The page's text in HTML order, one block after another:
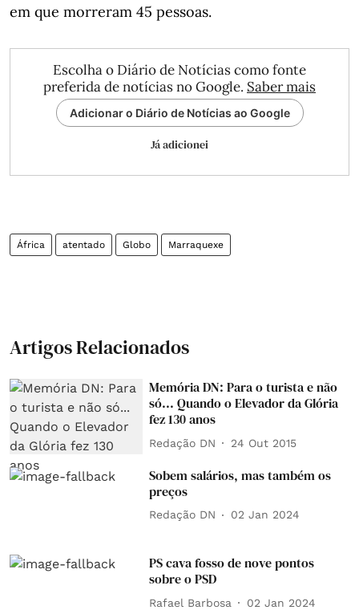
em que morreram 45 pessoas.
Escolha o Diário de Notícias como fonte
preferida de notícias no Google. Saber mais
Adicionar o Diário de Notícias ao Google
Já adicionei
África atentado Globo Marraquexe
Artigos Relacionados
Memória DN: Para o turista e não
só... Quando o Elevador da Glória
fez 130 anos
Redação DN 24 Out 2015
Sobem salários, mas também os
preços
Redação DN 02 Jan 2024
PS cava fosso de nove pontos
sobre o PSD
Rafael Barbosa 02 Jan 2024